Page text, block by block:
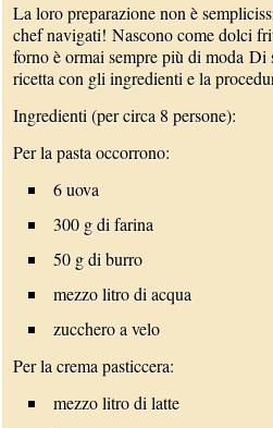
La loro preparazione non è
chef navigati! Nascono come dolci
forno è ormai sempre più di moda
ricetta con gli ingredienti e la
Ingredienti (per circa 8 persone):
Per la pasta occorrono:
6 uova
300 g di farina
50 g di burro
mezzo litro di acqua
zucchero a velo
Per la crema pasticcera:
mezzo litro di latte